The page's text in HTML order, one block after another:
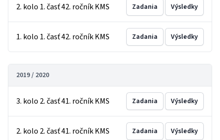
2. kolo 1. časť 42. ročník KMS Zadania Výsledky
1. kolo 1. časť 42. ročník KMS Zadania Výsledky
2019 / 2020
3. kolo 2. časť 41. ročník KMS Zadania Výsledky
2. kolo 2. časť 41. ročník KMS Zadania Výsledky